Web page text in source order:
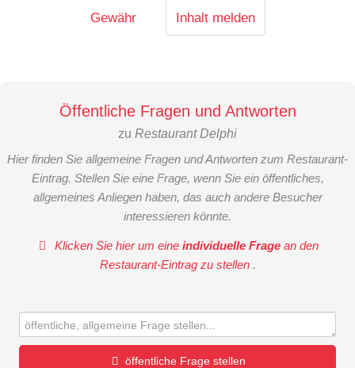
Gewähr
Inhalt melden
Öffentliche Fragen und Antworten
zu Restaurant Delphi
Hier finden Sie allgemeine Fragen und Antworten zum Restaurant-
Eintrag. Stellen Sie eine Frage, wenn Sie ein öffentliches,
allgemeines Anliegen haben, das auch andere Besucher
interessieren könnte.
Klicken Sie hier um eineindividuelle Frage an den
Restaurant-Eintrag zu stellen .
öffentliche Frage stellen